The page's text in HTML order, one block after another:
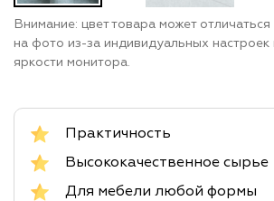
Внимание: цвет товара может
на фото из-за индивидуальных настроек
яркости монитора.
Практичность
Высококачественное сырье
Для мебели любой формы